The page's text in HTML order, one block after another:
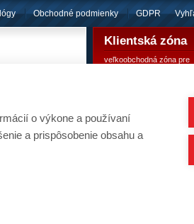
Obchodné podmienky GDPR
Klientská zóna
veľkoobchodná zóna pre
GEL ES1350
o výkone a používaní
a prispôsobenie obsahu a